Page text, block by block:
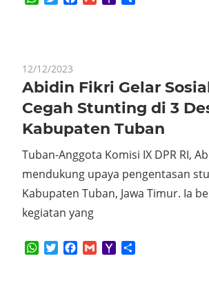
12/12/2023
Abidin Fikri Gelar
Cegah Stunting di 3
Kabupaten Tuban
Tuban-Anggota Komisi IX DPR RI,
mendukung upaya pengentasan
Kabupaten Tuban, Jawa Timur. Ia
kegiatan yang
WhatsApp
TwitterFacebook
GmailYahoo